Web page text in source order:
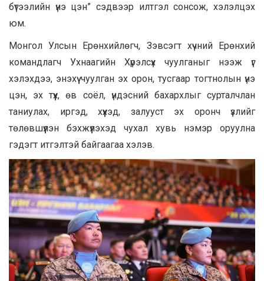
бүтээлийн үнэ цэн” сэдвээр илтгэл сонсож, хэлэлцэх
юм.
Монгол Улсын Ерөнхийлөгч, Зэвсэгт хүчний Ерөнхий
командлагч Ухнаагийн Хүрэлсүх чуулганыг нээж үг
хэлэхдээ, энэхүү чуулган эх орон, тусгаар тогтнолын үнэ
цэн, эх түүх, өв соёл, үндэсний бахархлыг сурталчлан
таниулах, иргэд, хүүхэд, залууст эх оронч үзлийг
төлөвшүүлэн бэхжүүлэхэд чухал хувь нэмэр оруулна
гэдэгт итгэлтэй байгаагаа хэлэв.